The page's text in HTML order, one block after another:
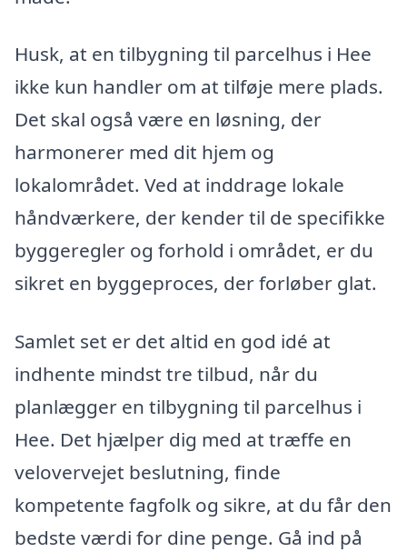
Husk, at en tilbygning til parcelhus i Hee
ikke kun handler om at tilføje mere plads.
Det skal også være en løsning, der
harmonerer med dit hjem og
lokalområdet. Ved at inddrage lokale
håndværkere, der kender til de specifikke
byggeregler og forhold i området, er du
sikret en byggeproces, der forløber glat.
Samlet set er det altid en god idé at
indhente mindst tre tilbud, når du
planlægger en tilbygning til parcelhus i
Hee. Det hjælper dig med at træffe en
velovervejet beslutning, finde
kompetente fagfolk og sikre, at du får den
bedste værdi for dine penge. Gå ind på